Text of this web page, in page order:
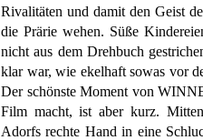
Rivalitäten und damit den Geist
die Prärie wehen. Süße
nicht aus dem Drehbuch
klar war, wie ekelhaft sowas vor
Der schönste Moment von
Film macht, ist aber kurz.
Adorfs rechte Hand in eine